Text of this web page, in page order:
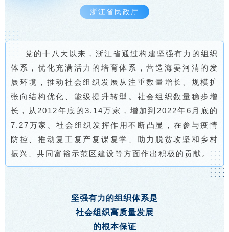
浙江省民政厅
党的十八大以来，浙江省通过构建坚强有力的组织
体系，优化充满活力的培育体系，营造海晏河清的发
展环境，推动社会组织发展从注重数量增长、规模扩
张向结构优化、能级提升转型。社会组织数量稳步增
长，从2012年底的3.14万家，增加到2022年6月底的
7.27万家。社会组织发挥作用不断凸显，在参与疫情
防控、推动复工复产复课复学、助力脱贫攻坚和乡村
振兴、共同富裕示范区建设等方面作出积极的贡献。
坚强有力的组织体系是
社会组织高质量发展
的根本保证